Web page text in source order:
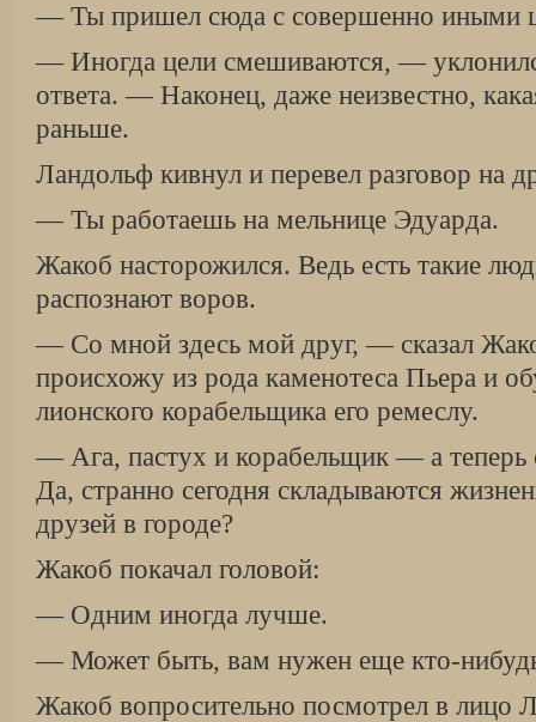
— Ты пришел сюда с совершенно иными
— Иногда цели смешиваются, —
ответа. — Наконец, даже неизвестно,
раньше.
Ландольф кивнул и перевел разговор на
— Ты работаешь на мельнице Эдуарда.
Жакоб насторожился. Ведь есть такие
распознают воров.
— Со мной здесь мой друг, — сказал
происхожу из рода каменотеса Пьера и
лионского корабельщика его ремеслу.
— Ага, пастух и корабельщик — а теперь
Да, странно сегодня складываются
друзей в городе?
Жакоб покачал головой:
— Одним иногда лучше.
— Может быть, вам нужен еще кто-
Жакоб вопросительно посмотрел в лицо